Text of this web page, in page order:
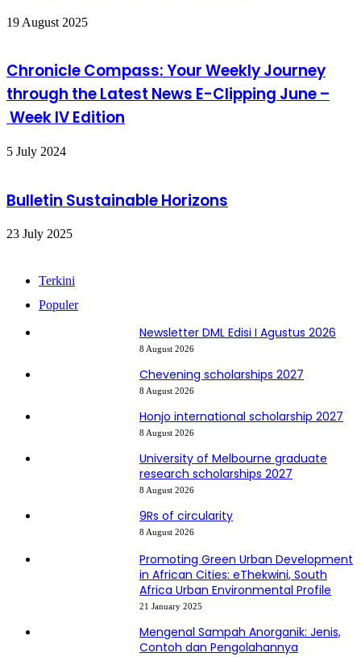
19 August 2025
Chronicle Compass: Your Weekly Journey
through the Latest News E-Clipping June –
Week IV Edition
5 July 2024
Bulletin Sustainable Horizons
23 July 2025
Terkini
Populer
Newsletter DML Edisi I Agustus 2026
8 August 2026
Chevening scholarships 2027
8 August 2026
Honjo international scholarship 2027
8 August 2026
University of Melbourne graduate
research scholarships 2027
8 August 2026
9Rs of circularity
8 August 2026
Promoting Green Urban Development
in African Cities: eThekwini, South
Africa Urban Environmental Profile
21 January 2025
Mengenal Sampah Anorganik: Jenis,
Contoh dan Pengolahannya